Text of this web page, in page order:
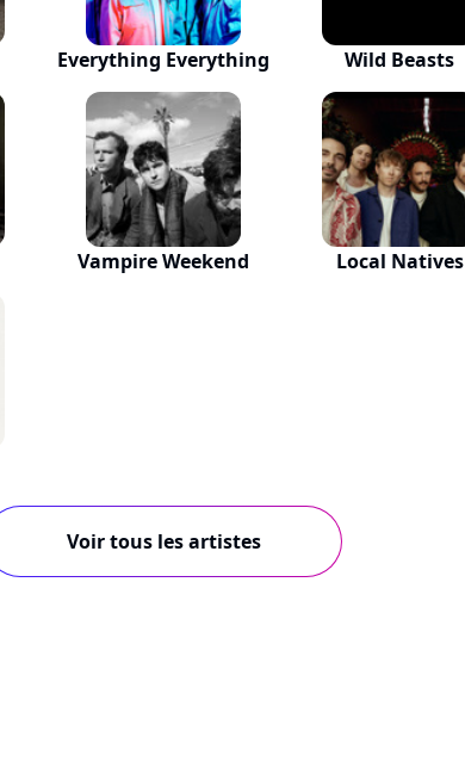
Everything Everything Wild Beasts
Vampire Weekend Local Natives
Voir tous les artistes